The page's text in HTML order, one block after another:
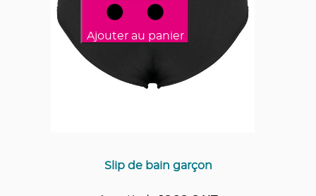
Ajouter au panier
Slip de bain garçon